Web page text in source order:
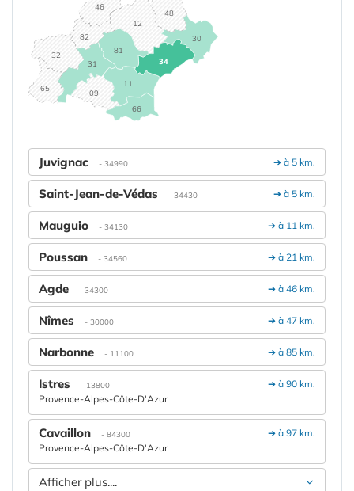
09
11
12
30
31
32
34
46
48
65
66
81
82
➔ à 5 km.
Juvignac - 34990
➔ à 5 km.
Saint-Jean-de-Védas - 34430
➔ à 11 km.
Mauguio - 34130
➔ à 21 km.
Poussan - 34560
➔ à 46 km.
Agde - 34300
➔ à 47 km.
Nîmes - 30000
➔ à 85 km.
Narbonne - 11100
➔ à 90 km.
Istres - 13800
Provence-Alpes-Côte-D'Azur
➔ à 97 km.
Cavaillon - 84300
Provence-Alpes-Côte-D'Azur
Afficher plus....